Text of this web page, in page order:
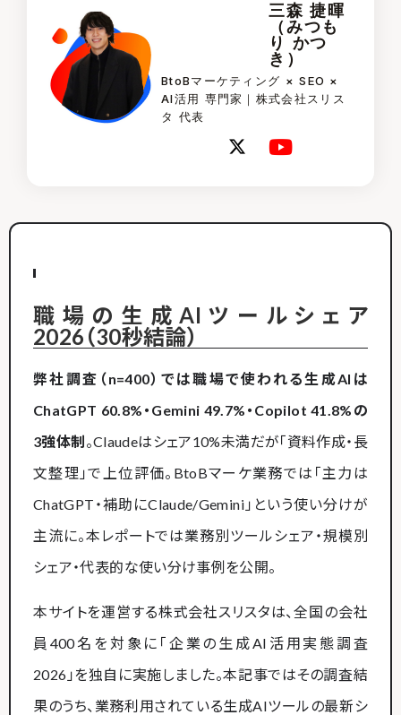
三森 捷暉
（みつも
り かつ
き）
BtoBマーケティング × SEO ×
AI活用 専門家｜株式会社スリス
タ 代表
職場の生成AIツールシェア
2026（30秒結論）
弊社調査（n=400）では職場で使われる生成AIは
ChatGPT 60.8%・Gemini 49.7%・Copilot 41.8%の
3強体制 。Claudeはシェア10%未満だが「資料作成・長
文整理」で上位評価。BtoBマーケ業務では「主力は
ChatGPT・補助にClaude/Gemini」という使い分けが
主流に。本レポートでは業務別ツールシェア・規模別
シェア・代表的な使い分け事例を公開。
本サイトを運営する株式会社スリスタは、全国の会社
員400名を対象に「企業の生成AI活用実態調査
2026」を独自に実施しました。本記事ではその調査結
果のうち、業務利用されている生成AIツールの最新シ